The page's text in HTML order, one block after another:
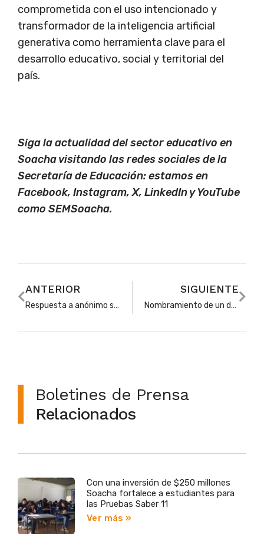
comprometida con el uso intencionado y
transformador de la inteligencia artificial
generativa como herramienta clave para el
desarrollo educativo, social y territorial del
país.
Siga la actualidad del sector educativo en
Soacha visitando las redes sociales de la
Secretaría de Educación: estamos en
Facebook, Instagram, X, LinkedIn y YouTube
como SEMSoacha.
ANTERIOR
Respuesta a anónimo sobre posibles vulneraciones de derechos laborales en colegio oficial
SIGUIENTE
Nombramiento de un docente en periodo de prueba
Boletines de Prensa
Relacionados
Con una inversión de $250 millones
Soacha fortalece a estudiantes para
las Pruebas Saber 11
Ver más »